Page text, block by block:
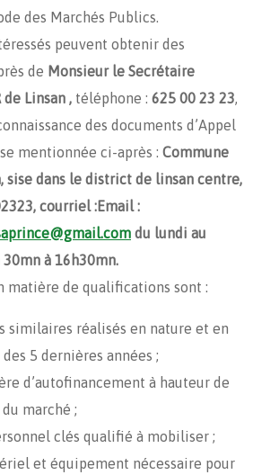
des Marchés Publics.
peuvent obtenir des
de Monsieur le Secrétaire
de Linsan , téléphone : 625 00 23 23,
des documents d’Appel
mentionnée ci-après : Commune
sise dans le district de linsan centre,
courriel :Email :
du lundi au
à 16h30mn.
matière de qualifications sont :
similaires réalisés en nature et en
5 dernières années ;
d’autofinancement à hauteur de
marché ;
clés qualifié à mobiliser ;
et équipement nécessaire pour